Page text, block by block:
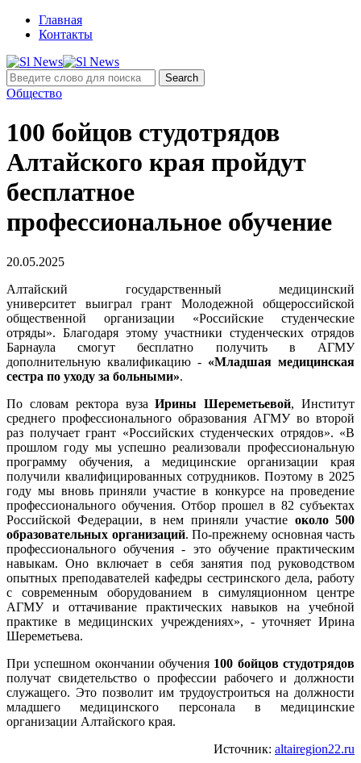
Главная
Контакты
Общество
100 бойцов студотрядов
Алтайского края пройдут
бесплатное
профессиональное обучение
20.05.2025
Алтайский государственный медицинский
университет выиграл грант Молодежной общероссийской
общественной организации «Российские студенческие
отряды». Благодаря этому участники студенческих отрядов
Барнаула смогут бесплатно получить в АГМУ
дополнительную квалификацию - «Младшая медицинская
сестра по уходу за больными».
По словам ректора вузаИрины Шереметьевой, Институт
среднего профессионального образования АГМУ во второй
раз получает грант «Российских студенческих отрядов». «В
прошлом году мы успешно реализовали профессиональную
программу обучения, а медицинские организации края
получили квалифицированных сотрудников. Поэтому в 2025
году мы вновь приняли участие в конкурсе на проведение
профессионального обучения. Отбор прошел в 82 субъектах
Российской Федерации, в нем приняли участие около 500
образовательных организаций. По-прежнему основная часть
профессионального обучения - это обучение практическим
навыкам. Оно включает в себя занятия под руководством
опытных преподавателей кафедры сестринского дела, работу
с современным оборудованием в симуляционном центре
АГМУ и оттачивание практических навыков на учебной
практике в медицинских учреждениях», - уточняет Ирина
Шереметьева.
При успешном окончании обучения 100 бойцов студотрядов
получат свидетельство о профессии рабочего и должности
служащего. Это позволит им трудоустроиться на должности
младшего медицинского персонала в медицинские
организации Алтайского края.
Источник: altairegion22.ru